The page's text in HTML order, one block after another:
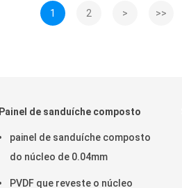
1 2 > >>
Painel de sanduíche composto
painel de sanduíche composto
do núcleo de 0.04mm
PVDF que reveste o núcleo